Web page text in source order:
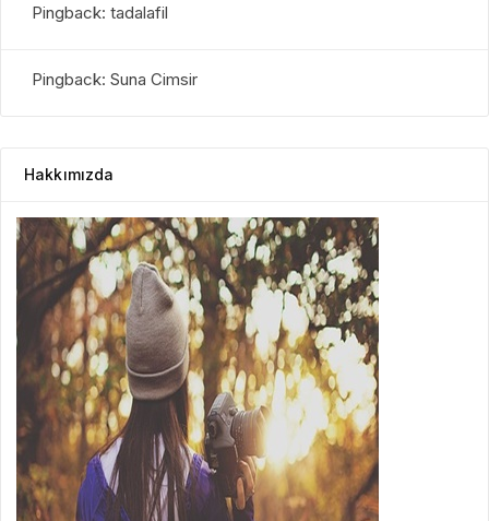
Pingback: tadalafil
Pingback: Suna Cimsir
Hakkımızda